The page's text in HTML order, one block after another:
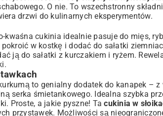
O nie. To wszechstronny
drzwi do kulinarnych eksperymentów.
cukinia idealnie pasuje do mięs,
w kostkę i dodać do sałatki
ją do sałatki z kurczakiem i ryżem.
to genialny dodatek do kanapek –
serka śmietankowego. Idealna szybka
Proste, a jakie pyszne! Tacukinia w
przystawek. Możliwości są